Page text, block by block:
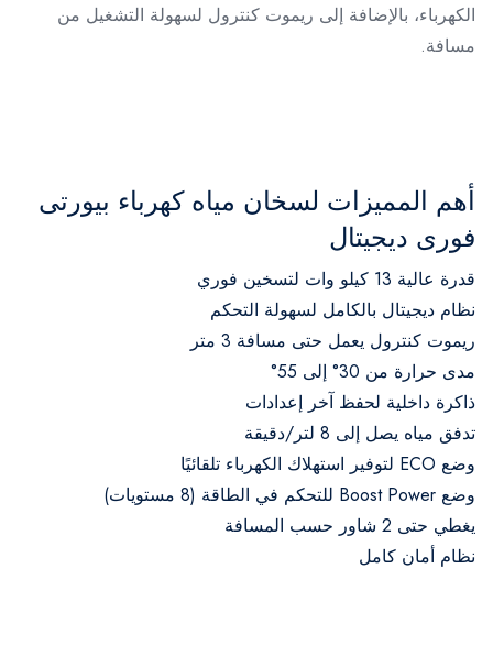
الكهرباء، بالإضافة إلى ريموت كنترول لسهولة التشغيل من
مسافة.
أهم المميزات لسخان مياه كهرباء بيورتى
فورى ديجيتال
قدرة عالية 13 كيلو وات لتسخين فوري
نظام ديجيتال بالكامل لسهولة التحكم
ريموت كنترول يعمل حتى مسافة 3 متر
مدى حرارة من 30° إلى 55°
ذاكرة داخلية لحفظ آخر إعدادات
تدفق مياه يصل إلى 8 لتر/دقيقة
وضع ECO لتوفير استهلاك الكهرباء تلقائيًا
وضع Boost Power للتحكم في الطاقة (8 مستويات)
يغطي حتى 2 شاور حسب المسافة
نظام أمان كامل